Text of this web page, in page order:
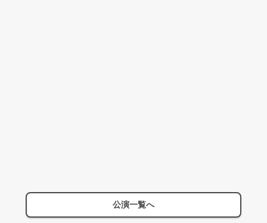
公演一覧へ